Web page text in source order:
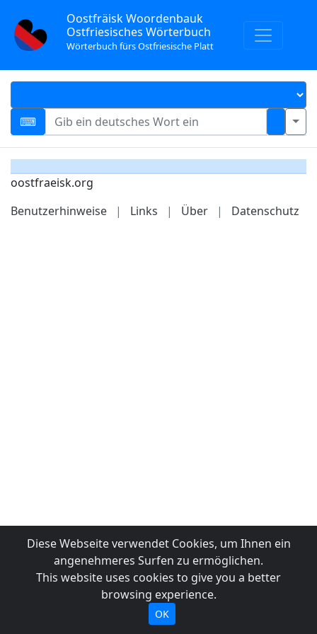
Oostfräisk Woordenbauk
Ostfriesisches Wörterbuch
Wörterbuch fürs Ostfriesische Platt
oostfraeisk.org
Benutzerhinweise
| Links | Über | Datenschutz
Diese Webseite verwendet Cookies, um Ihnen ein
angenehmeres Surfen zu ermöglichen.
This website uses cookies to give you a better
browsing experience.
OK